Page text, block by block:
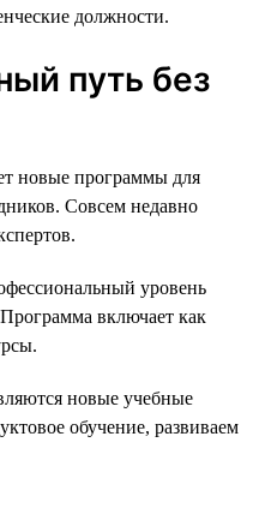
должности.
путь без
новые программы для
Совсем недавно
уровень
включает как
новые учебные
обучение, развиваем